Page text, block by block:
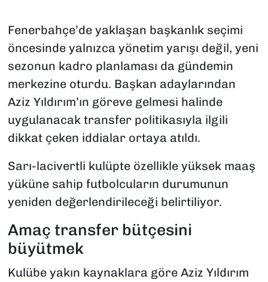
Fenerbahçe’de yaklaşan başkanlık seçimi
öncesinde yalnızca yönetim yarışı değil, yeni
sezonun kadro planlaması da gündemin
merkezine oturdu. Başkan adaylarından
Aziz Yıldırım’ın göreve gelmesi halinde
uygulanacak transfer politikasıyla ilgili
dikkat çeken iddialar ortaya atıldı.
Sarı-lacivertli kulüpte özellikle yüksek maaş
yüküne sahip futbolcuların durumunun
yeniden değerlendirileceği belirtiliyor.
Amaç transfer bütçesini
büyütmek
Kulübe yakın kaynaklara göre Aziz Yıldırım